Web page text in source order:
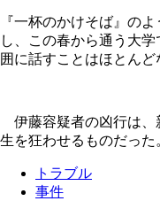
『一杯のかけそば』の
し、この春から通う大
囲に話すことはほとんど
伊藤容疑者の凶行は、
生を狂わせるものだった
トラブル
事件